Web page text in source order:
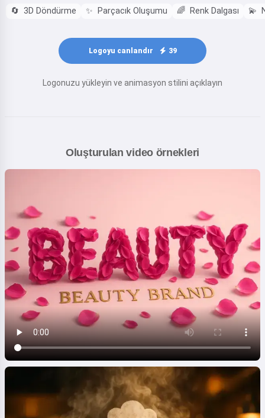
🔄 3D Döndürme ✨ Parçacık Oluşumu 🌈 Renk Dalgası 💫
Logoyu canlandır 39
Logonuzu yükleyin ve animasyon stilini açıklayın
Oluşturulan video örnekleri